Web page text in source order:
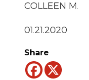
COLLEEN M.
01.21.2020
Share